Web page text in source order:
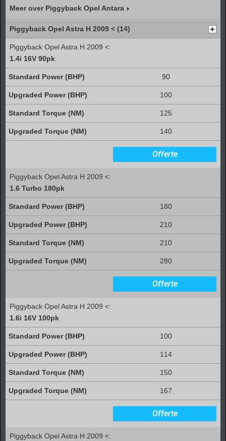
Meer over Piggyback Opel Antara
Piggyback Opel Astra H 2009 < (14)
Piggyback Opel Astra H 2009 <:
1.4i 16V 90pk
90
100
125
140
Offerte
Piggyback Opel Astra H 2009 <:
1.6 Turbo 180pk
180
210
210
280
Offerte
Piggyback Opel Astra H 2009 <:
1.6i 16V 100pk
100
114
150
167
Offerte
Piggyback Opel Astra H 2009 <: